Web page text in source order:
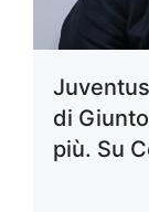
di
più. Su